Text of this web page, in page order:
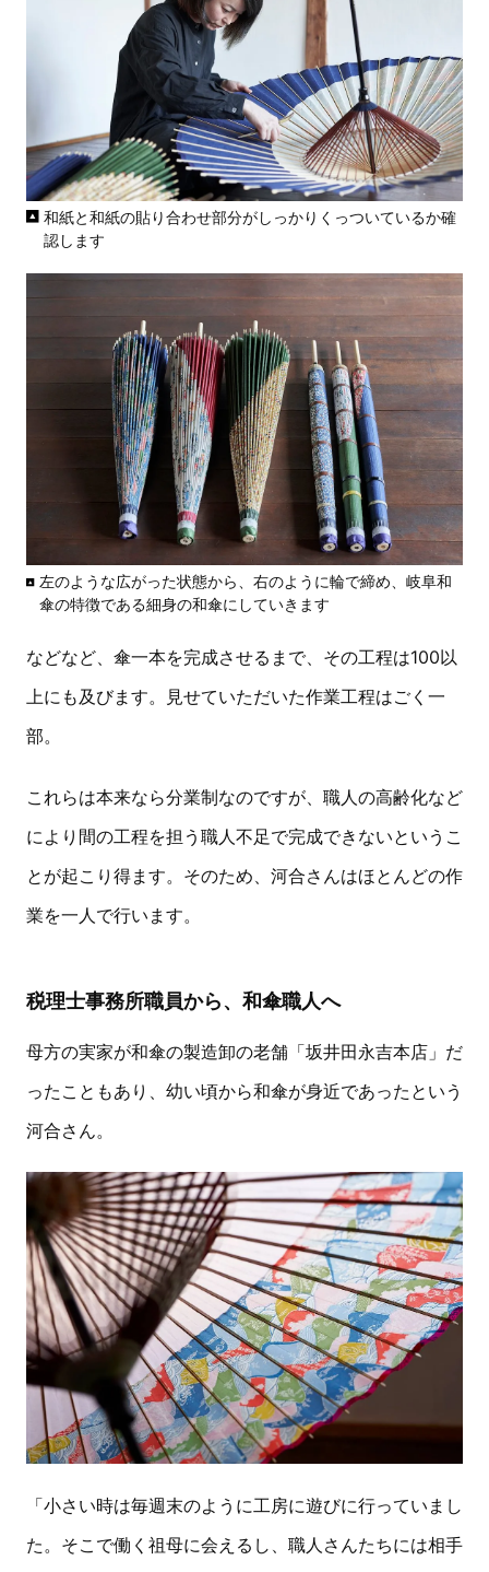
和紙と和紙の貼り合わせ部分がしっかりくっついているか確
認します
左のような広がった状態から、右のように輪で締め、岐阜和
傘の特徴である細身の和傘にしていきます
などなど、傘一本を完成させるまで、その工程は100以
上にも及びます。見せていただいた作業工程はごく一
部。
これらは本来なら分業制なのですが、職人の高齢化など
により間の工程を担う職人不足で完成できないというこ
とが起こり得ます。そのため、河合さんはほとんどの作
業を一人で行います。
税理士事務所職員から、和傘職人へ
母方の実家が和傘の製造卸の老舗「坂井田永吉本店」だ
ったこともあり、幼い頃から和傘が身近であったという
河合さん。
「小さい時は毎週末のように工房に遊びに行っていまし
た。そこで働く祖母に会えるし、職人さんたちには相手